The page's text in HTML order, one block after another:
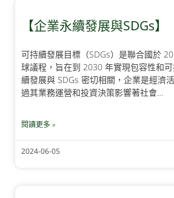
【企業永續發展與SDGs】
可持續發展目標（SDGs）是聯合國於
球議程，旨在到 2030 年實現包容性和
續發展與 SDGs 密切相關，企業是經濟
過其業務運營和投資決策影響著社會…
閱讀更多 »
2024-06-05